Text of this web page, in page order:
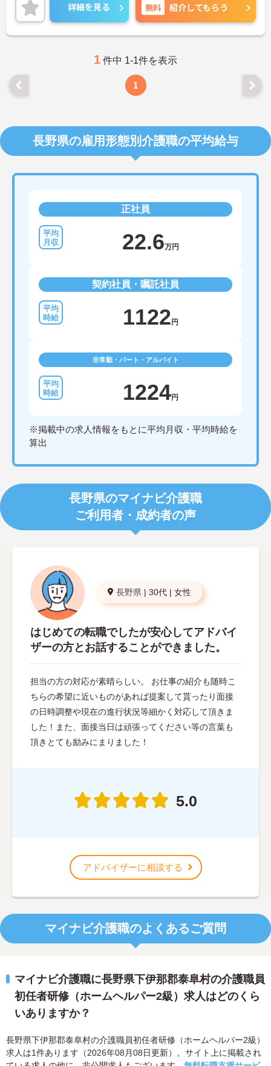
詳細を見る 無料 紹介してもらう
1 件中 1-1件を表示
1
長野県の雇用形態別介護職の平均給与
正社員
22.6万円
契約社員・嘱託社員
1122 円
非常勤・パート・アルバイト
1224円
※掲載中の求人情報をもとに平均月収・平均時給を
算出
長野県のマイナビ介護職
ご利用者・成約者の声
長野県 | 30代 | 女性
はじめての転職でしたが安心してアドバイ
ザーの方とお話することができました。
担当の方の対応が素晴らしい。 お仕事の紹介も随時こ
ちらの希望に近いものがあれば提案して貰ったり面接
の日時調整や現在の進行状況等細かく対応して頂きま
した！また、面接当日は頑張ってください等の言葉も
頂きとても励みにまりました！
5.0
アドバイザーに相談する
マイナビ介護職のよくあるご質問
マイナビ介護職に長野県下伊那郡泰阜村の介護職員
初任者研修（ホームヘルパー2級）求人はどのくら
いありますか？
長野県下伊那郡泰阜村の介護職員初任者研修（ホームヘルパー2級）
求人は1件あります（2026年08月08日更新）。サイト上に掲載され